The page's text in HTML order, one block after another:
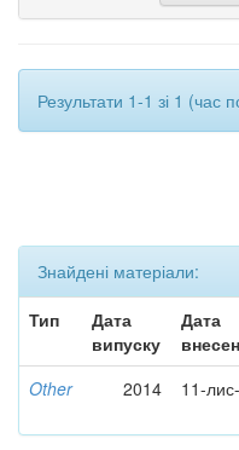
Результати 1-1 зі 1 (час
Знайдені матеріали:
Тип
Дата
випуску
Дата
Other 2014 11-